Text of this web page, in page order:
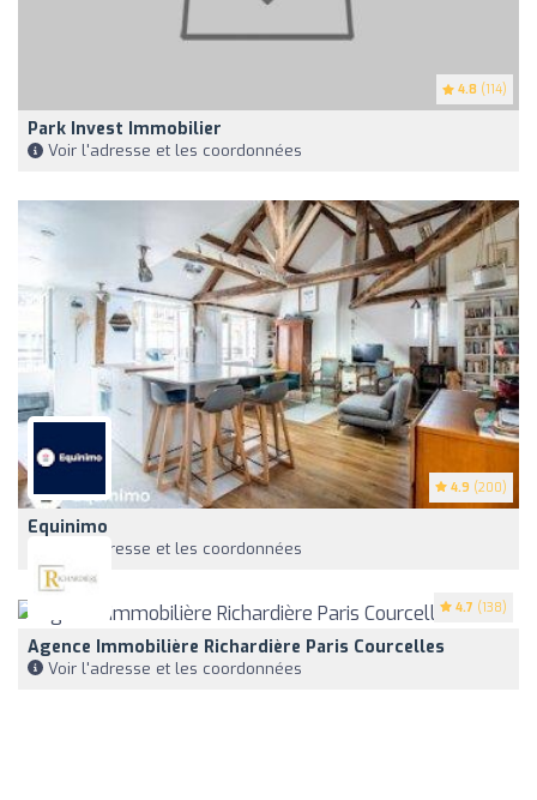
4.8 (114)
Park Invest Immobilier
Voir l'adresse et les coordonnées
4.9 (200)
Equinimo
Voir l'adresse et les coordonnées
4.7 (138)
Agence Immobilière Richardière Paris Courcelles
Voir l'adresse et les coordonnées